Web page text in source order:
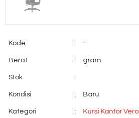
Kode : -
Berat : gram
Stok :
Kondisi : Baru
Kategori : Kursi Kantor